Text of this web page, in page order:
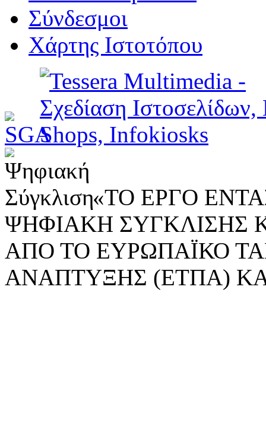
Σύνδεσμοι
Χάρτης Ιστοτόπου
«ΤΟ ΕΡΓΟ
ΨΗΦΙΑΚΗ ΣΥΓΚΛΙΣΗΣ
ΑΠΟ ΤΟ ΕΥΡΩΠΑΪΚΟ
ΑΝΑΠΤΥΞΗΣ (ΕΤΠΑ)